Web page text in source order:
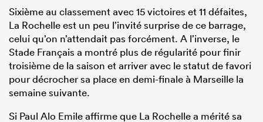
Sixième au classement avec 15 victoires et 11 défaites,
La Rochelle est un peu l’invité surprise de ce barrage,
celui qu’on n’attendait pas forcément. A l’inverse, le
Stade Français a montré plus de régularité pour finir
troisième de la saison et arriver avec le statut de favori
pour décrocher sa place en demi-finale à Marseille la
semaine suivante.
Si Paul Alo Emile affirme que La Rochelle a mérité sa